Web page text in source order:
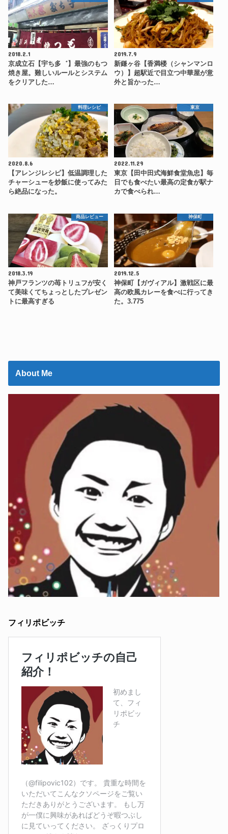
2018.2.1
京成立石【宇ち多゛】最強のもつ
焼き屋。難しいルールとシステム
をクリアした…
2019.7.9
新鎌ヶ谷【香満楼（シャンマンロ
ウ）】超駅近で目立つ中華屋が意
外と旨かった…
料理レシピ
2020.8.6
【アレンジレシピ】低温調理した
チャーシューを炒飯に使ってみた
ら絶品になった。
東京
2022.11.29
東京【田中田式海鮮食堂魚忠】毎
日でも食べたい最高の定食が駅ナ
カで食べられ…
商品レビュー
2018.3.19
神戸フランツの苺トリュフが安く
て美味くてちょっとしたプレゼン
トに最高すぎる
神保町
2019.12.5
神保町【ガヴィアル】激戦区に最
高の欧風カレーを食べに行ってき
た。3.775
About Me
フィリポビッチ